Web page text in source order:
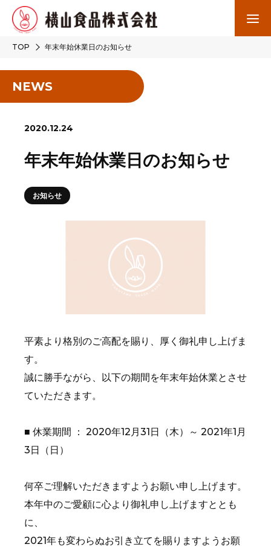
TOP 年末年始休業日のお知らせ
NEWS
2020.12.24
年末年始休業日のお知らせ
お知らせ
平素より格別のご高配を賜り、厚く御礼申し上げま
す。
誠に勝手ながら、以下の期間を年末年始休業とさせ
ていただきます。
■ 休業期間 ： 2020年12月31日（木）～ 2021年1月
3日（日）
何卒ご理解いただきますようお願い申し上げます。
本年中のご愛顧に心より御礼申し上げますととも
に、
2021年も変わらぬお引き立てを賜りますようお願